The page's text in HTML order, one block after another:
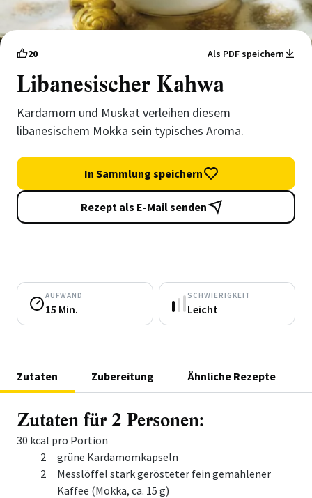
20 Als PDF speichern
Libanesischer Kahwa
Kardamom und Muskat verleihen diesem
libanesischem Mokka sein typisches Aroma.
In Sammlung speichern
Rezept als E-Mail senden
AUFWAND
15 Min.
SCHWIERIGKEIT
Leicht
Zutaten Zubereitung Ähnliche Rezepte
Zutaten für 2 Personen:
30 kcal pro Portion
Menge
Zutat
2
grüne Kardamomkapseln
2
Messlöffel stark gerösteter fein gemahlener
Kaffee (Mokka, ca. 15 g)